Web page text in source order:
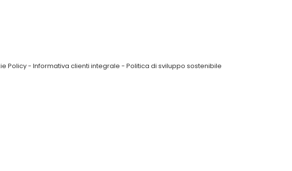
Policy- Informativa clienti integrale - Politica di sviluppo sostenibile